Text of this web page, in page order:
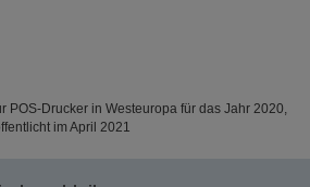
POS-Drucker in Westeuropa für das Jahr 2020,
im April 2021